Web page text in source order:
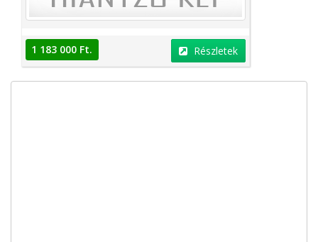
1 183 000 Ft. Részletek